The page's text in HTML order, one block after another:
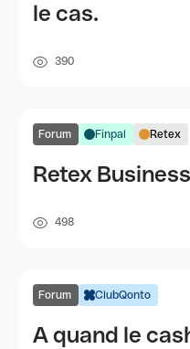
le cas.
390
Forum Finpal Retex
Retex
498
Forum ClubQonto
A quand le